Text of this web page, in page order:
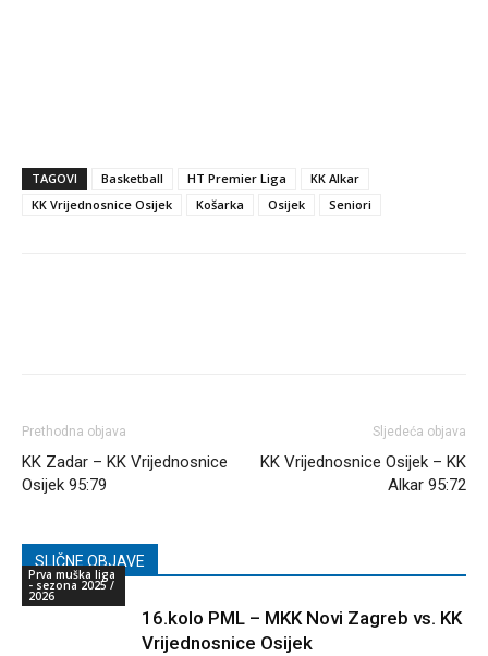
TAGOVI Basketball HT Premier Liga
KK Alkar
KK Vrijednosnice Osijek
Košarka Osijek Seniori
Prethodna objava
KK Zadar – KK Vrijednosnice
Osijek 95:79
Sljedeća objava
KK Vrijednosnice Osijek – KK
Alkar 95:72
SLIČNE OBJAVE
Prva muška liga
- sezona 2025 /
2026
16.kolo PML – MKK Novi Zagreb vs. KK
Vrijednosnice Osijek